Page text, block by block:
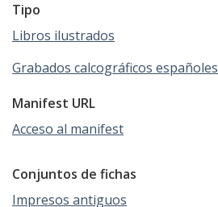
Tipo
Libros ilustrados
Grabados calcográficos españoles
Manifest URL
Acceso al manifest
Conjuntos de fichas
Impresos antiguos